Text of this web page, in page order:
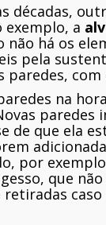
décadas,
exemplo, a
não há os
pela
paredes,
na
paredes
de que ela
por
que